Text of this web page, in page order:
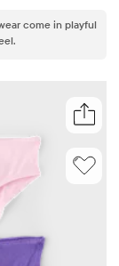
come in playful